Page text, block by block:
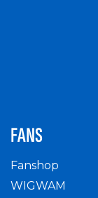
FANS
Fanshop
WIGWAM